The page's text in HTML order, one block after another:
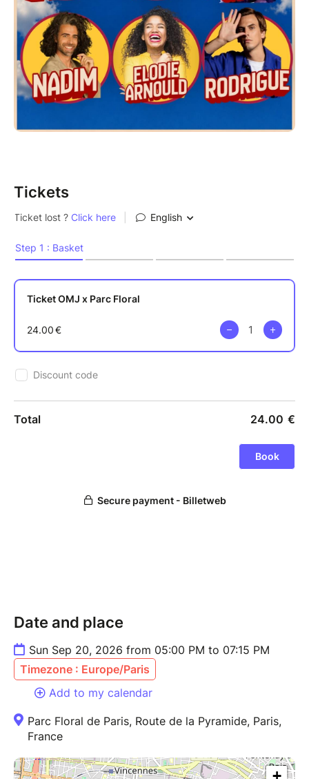
Tickets
Date and place
Sun Sep 20, 2026 from 05:00 PM to 07:15 PM
Timezone : Europe/Paris
Add to my calendar
Parc Floral de Paris, Route de la Pyramide, Paris,
France